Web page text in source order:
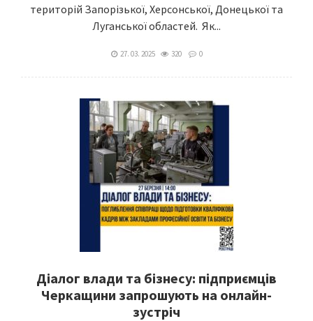
територій Запорізької, Херсонської, Донецької та
Луганської областей. Як...
27. 03. 2025 320 0
Діалог влади та бізнесу: підприємців
Черкащини запрошують на онлайн-
зустріч